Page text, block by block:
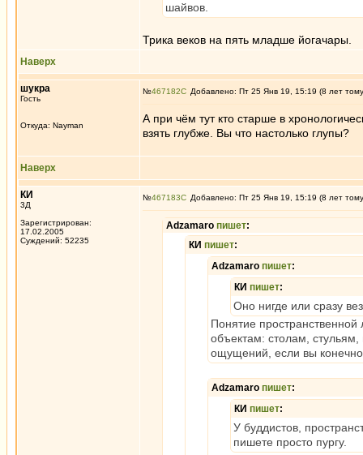
шайвов.
Трика веков на пять младше йогачары.
Наверх
шукра
Гость
Откуда: Nayman
№467182 Добавлено: Пт 25 Янв 19, 15:19 (8 лет
А при чём тут кто старше в
взять глубже. Вы что настолько глупы?
Наверх
КИ
3Д
Зарегистрирован:
17.02.2005
Суждений: 52235
№467183 Добавлено: Пт 25 Янв 19, 15:19 (8 лет
Adzamaro пишет:
КИ пишет:
Adzamaro пишет:
КИ пишет:
Оно нигде или сразу
Понятие
объектам: столам,
ощущений, если вы конечно
Adzamaro пишет:
КИ пишет:
У буддистов,
пишете просто пургу.